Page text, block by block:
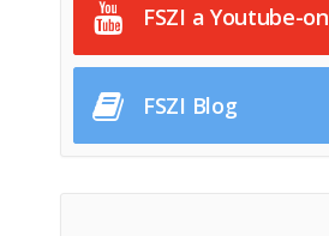
FSZI a Youtube-on
FSZI Blog